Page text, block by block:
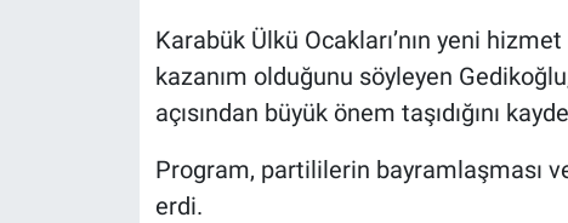
Karabük Ülkü Ocakları’nın yeni
kazanım olduğunu söyleyen
açısından büyük önem taşıdığını
Program, partililerin bayramlaşması
erdi.